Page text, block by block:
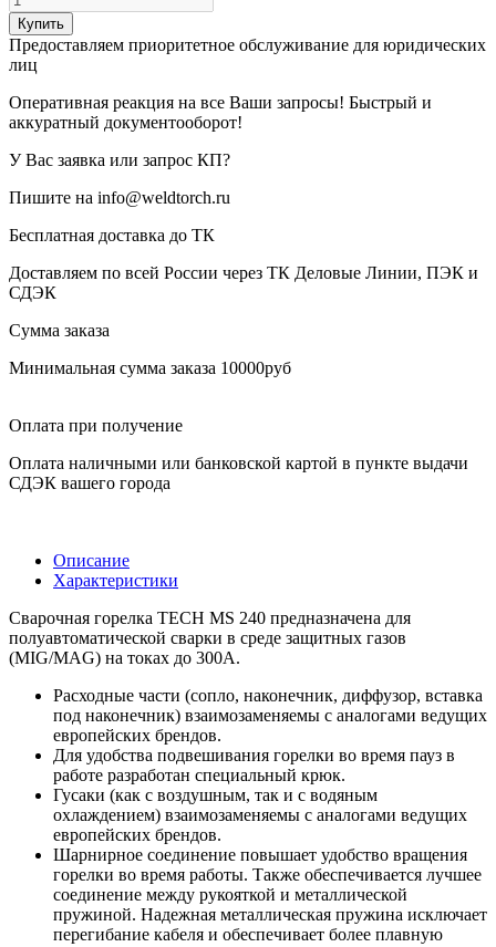
Купить
Предоставляем приоритетное обслуживание для юридических
лиц
Оперативная реакция на все Ваши запросы! Быстрый и
аккуратный документооборот!
У Вас заявка или запрос КП?
Пишите на info@weldtorch.ru
Бесплатная доставка до ТК
Доставляем по всей России через ТК Деловые Линии, ПЭК и
СДЭК
Сумма заказа
Минимальная сумма заказа 10000руб
Оплата при получение
Оплата наличными или банковской картой в пункте выдачи
СДЭК вашего города
Описание
Характеристики
Сварочная горелка TECH MS 240 предназначена для
полуавтоматической сварки в среде защитных газов
(MIG/MAG) на токах до 300А.
Расходные части (сопло, наконечник, диффузор, вставка
под наконечник) взаимозаменяемы с аналогами ведущих
европейских брендов.
Для удобства подвешивания горелки во время пауз в
работе разработан специальный крюк.
Гусаки (как с воздушным, так и с водяным
охлаждением) взаимозаменяемы с аналогами ведущих
европейских брендов.
Шарнирное соединение повышает удобство вращения
горелки во время работы. Также обеспечивается лучшее
соединение между рукояткой и металлической
пружиной. Надежная металлическая пружина исключает
перегибание кабеля и обеспечивает более плавную